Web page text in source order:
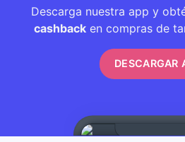
Descarga nuestra app y
cashback en compras de
DESCARGAR